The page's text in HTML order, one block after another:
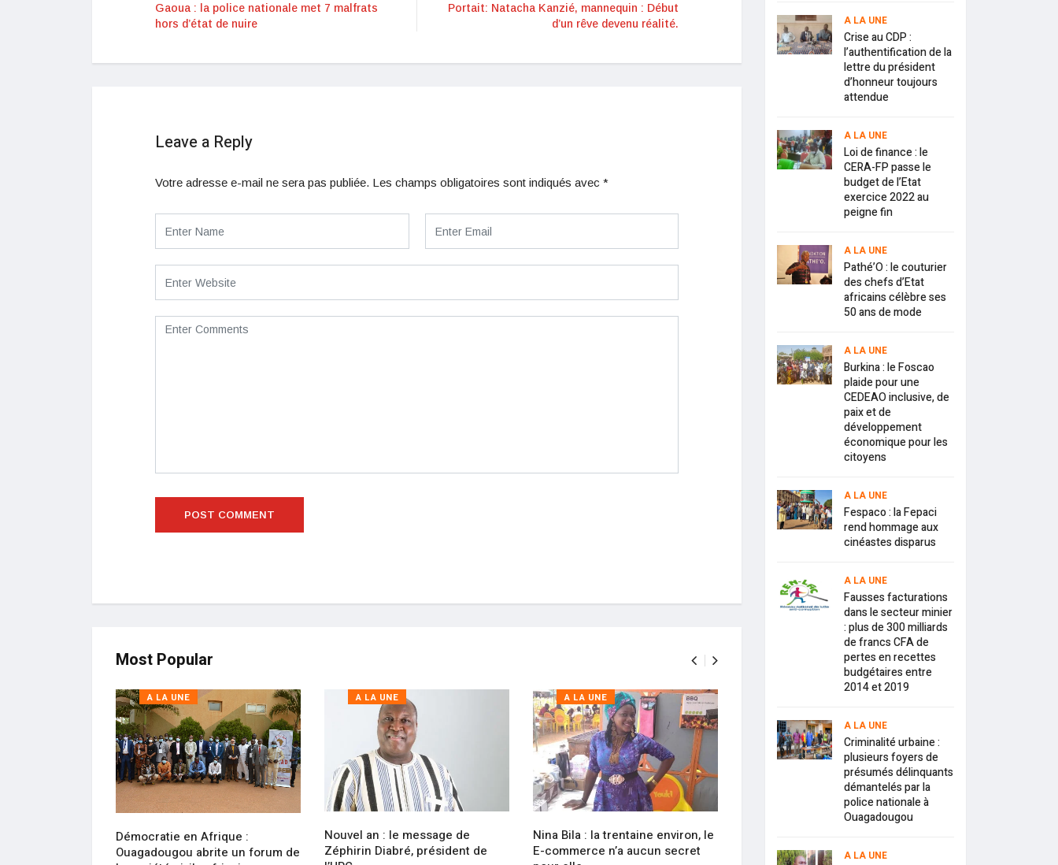
Gaoua : la police nationale met 7 malfrats
hors d’état de nuire
Portait: Natacha Kanzié, mannequin : Début
d’un rêve devenu réalité.
Leave a Reply
Votre adresse e-mail ne sera pas publiée. Les champs obligatoires sont indiqués avec *
Most Popular
A LA UNE
Démocratie en Afrique :
Ouagadougou abrite un forum de
A LA UNE
Nouvel an : le message de
Zéphirin Diabré, président de
A LA UNE
Nina Bila : la trentaine environ, le
E-commerce n’a aucun secret
secondaire bénéficiaires de la
A LA UNE
Crise au CDP :
l’authentification de la
lettre du président
d’honneur toujours
attendue
A LA UNE
Loi de finance : le
CERA-FP passe le
budget de l’Etat
exercice 2022 au
peigne fin
A LA UNE
Pathé’O : le couturier
des chefs d’Etat
africains célèbre ses
50 ans de mode
A LA UNE
Burkina : le Foscao
plaide pour une
CEDEAO inclusive, de
paix et de
développement
économique pour les
citoyens
A LA UNE
Fespaco : la Fepaci
rend hommage aux
cinéastes disparus
A LA UNE
Fausses facturations
dans le secteur minier
: plus de 300 milliards
de francs CFA de
pertes en recettes
budgétaires entre
2014 et 2019
A LA UNE
Criminalité urbaine :
plusieurs foyers de
présumés délinquants
démantelés par la
police nationale à
Ouagadougou
A LA UNE